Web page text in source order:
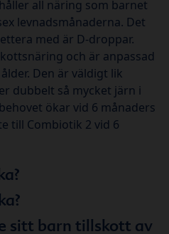
all näring som barnet
levnadsmånaderna. Det
med är D-droppar.
och är anpassad
Den är väldigt lik
dubbelt så mycket järn i
ökar vid 6 månaders
till Combiotik 2 vid 6
sitt barn tillskott av